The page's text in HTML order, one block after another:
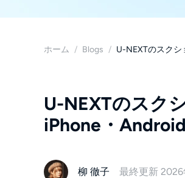
ホーム / Blogs / U-NEXTのスクシ
U-NEXTのスク
iPhone・
柳 徹子 最終更新 2026